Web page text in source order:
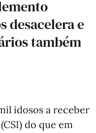
desacelera e
também
idosos a receber
do que em